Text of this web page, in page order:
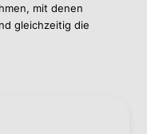
mit denen
gleichzeitig die